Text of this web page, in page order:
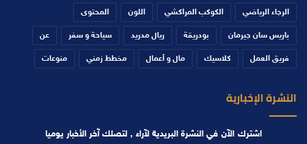
الرجاء الرياضي الكوكب المراكشي اللون المحتوى
باريس سان جيرمان بودريقة ريال مدريد سياحة و سفر عن
فريق العمل كلاسيك مال و أعمال مخطط زمني منوعات
النشرة الإخبارية
اشترك الآن في النشرة البريدية لآراء , لتصلك آخر الأخبار يوميا